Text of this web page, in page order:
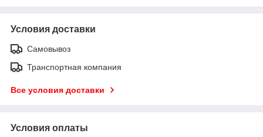
Условия доставки
Самовывоз
Транспортная компания
Все условия доставки
Условия оплаты